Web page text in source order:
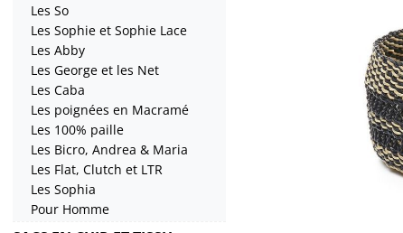
Les So
Les Sophie et Sophie Lace
Les Abby
Les George et les Net
Les Caba
Les poignées en Macramé
Les 100% paille
Les Bicro, Andrea & Maria
Les Flat, Clutch et LTR
Les Sophia
Pour Homme